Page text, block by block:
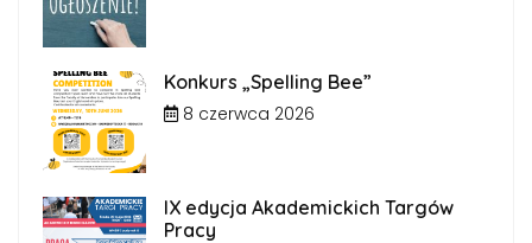
Konkurs „Spelling Bee”
8 czerwca 2026
IX edycja Akademickich Targów
Pracy